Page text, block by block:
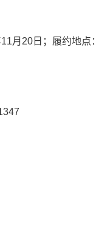
月20日；履约地